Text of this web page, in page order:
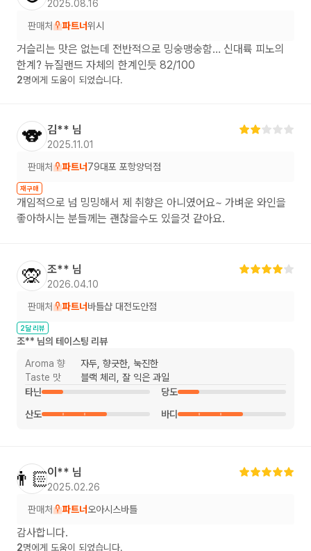
2025.08.16
판매처 파트너위시
거슬리는 맛은 없는데 전반적으로 밍숭맹숭함… 신대륙 피노의
한계? 뉴질랜드 자체의 한계인듯 82/100
2명에게 도움이 되었습니다.
🐨 김** 님
2025.11.01
판매처 파트너 79대포 포항양덕점
재구매
개임적으로 넘 밍밍해서 제 취향은 아니였어요~ 가벼운 와인을
좋아하시는 분들께는 괜찮을수도 있을것 같아요.
🙊 조** 님
2026.04.10
판매처 파트너 바틀샵 대전도안점
2달 리뷰
조** 님의 테이스팅 리뷰
Aroma 향
자두, 향긋한, 눅진한
Taste 맛
블랙 체리, 잘 익은 과일
타닌
당도
산도
바디
👨🏻이** 님
2025.02.26
판매처 파트너 오아시스바틀
감사합니다.
2명에게 도움이 되었습니다.